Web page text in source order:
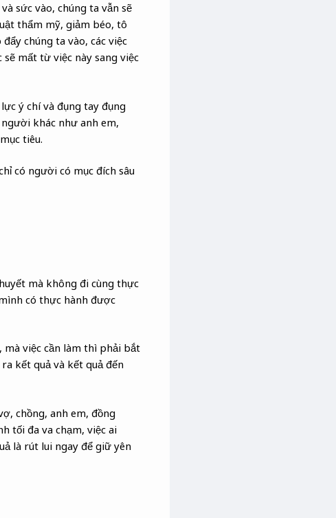
sức vào, chúng ta vẫn sẽ
thẩm mỹ, giảm béo, tô
chúng ta vào, các việc
mất từ việc này sang việc
ý chí và đụng tay đụng
khác như anh em,
tiêu.
có người có mục đích sâu
mà không đi cùng thực
có thực hành được
việc cần làm thì phải bắt
kết quả và kết quả đến
chồng, anh em, đồng
tối đa va chạm, việc ai
là rút lui ngay để giữ yên